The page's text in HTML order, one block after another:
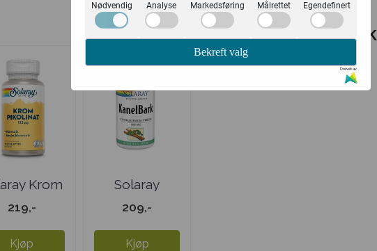
Relaterte
Krom
Pikolinat
219,-
Kjøp
Solaray
Kanelbark
209,-
Kjøp
Nødvendig Analyse Markedsføring Målrettet Egendefinert
Bekreft valg
Drevet av